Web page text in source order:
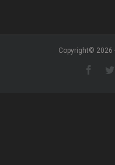
Copyright© 2026